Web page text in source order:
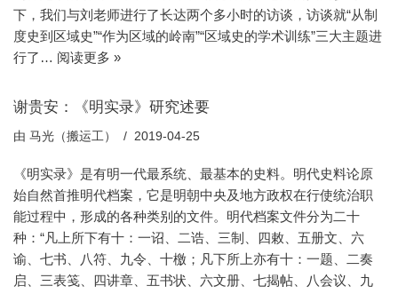
下，我们与刘老师进行了长达两个多小时的访谈，访谈就“从制
度史到区域史”“作为区域的岭南”“区域史的学术训练”三大主题进
行了… 阅读更多 »
谢贵安：《明实录》研究述要
由 马光（搬运工） 2019-04-25
《明实录》是有明一代最系统、最基本的史料。明代史料论原
始自然首推明代档案，它是明朝中央及地方政权在行使统治职
能过程中，形成的各种类别的文件。明代档案文件分为二十
种：“凡上所下有十：一诏、二诰、三制、四敕、五册文、六
谕、七书、八符、九令、十檄；凡下所上亦有十：一题、二奏
启、三表笺、四讲章、五书状、六文册、七揭帖、八会议、九